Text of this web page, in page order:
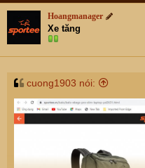
Hoangmanager
Xe tăng
cuong1903 nói: